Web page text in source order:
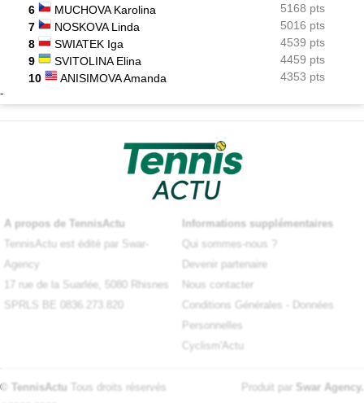
6
MUCHOVA Karolina
5168 pts
7
NOSKOVA Linda
5016 pts
8
SWIATEK Iga
4539 pts
9
SVITOLINA Elina
4459 pts
10
ANISIMOVA Amanda 4353 pts
-
A propos de TennisActu
TennisActu est édité par Swar-
Agency
17 rue de la Suarlée, 5080 Rhisnes
SPRLS BE 0836.273.820
Informations supplémentaires
Qui sommes-nous ?
Devenir partenaire
Nous contacter
Conditions Générales
Données
Personnelles
Cyclism'Actu
© TennisActu Tous droits réservés
Produit par Swar Agency.